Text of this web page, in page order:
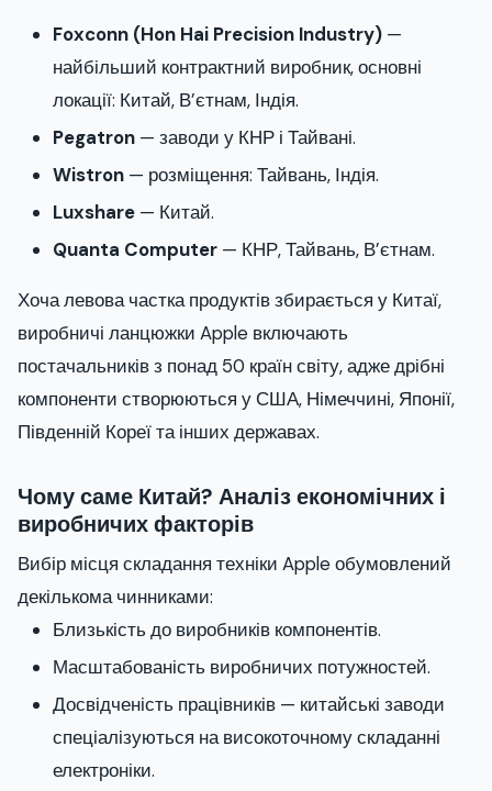
Foxconn (Hon Hai Precision Industry) —
найбільший контрактний виробник, основні
локації: Китай, В’єтнам, Індія.
Pegatron — заводи у КНР і Тайвані.
Wistron — розміщення: Тайвань, Індія.
Luxshare — Китай.
Quanta Computer — КНР, Тайвань, В’єтнам.
Хоча левова частка продуктів збирається у Китаї,
виробничі ланцюжки Apple включають
постачальників з понад 50 країн світу, адже дрібні
компоненти створюються у США, Німеччині, Японії,
Південній Кореї та інших державах.
Чому саме Китай? Аналіз економічних і
виробничих факторів
Вибір місця складання техніки Apple обумовлений
декількома чинниками:
Близькість до виробників компонентів.
Масштабованість виробничих потужностей.
Досвідченість працівників — китайські заводи
спеціалізуються на високоточному складанні
електроніки.